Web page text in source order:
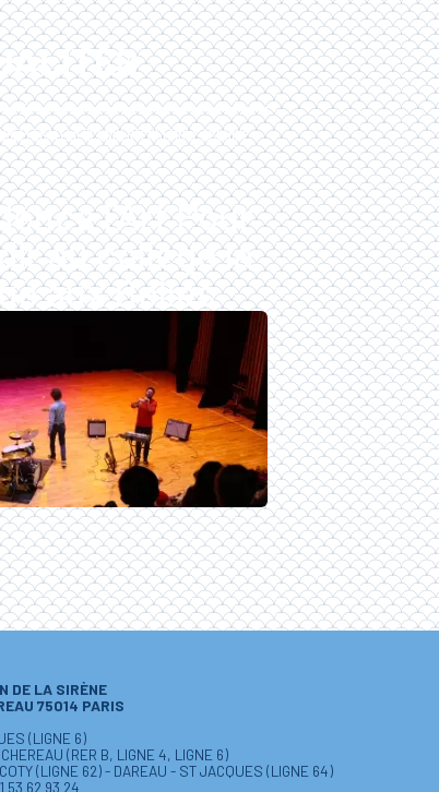
ATELIERCONCERTENSEMBLE ASSOCIÉ
l'Art Pour
au collège la
aux Belles
DE LA SIRÈNE
75014 PARIS
(LIGNE 6)
(RER B, LIGNE 4, LIGNE 6)
(LIGNE 62) - DAREAU - ST JACQUES (LIGNE 64)
53 62 93 24